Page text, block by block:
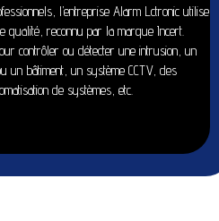
l’entreprise Alarm Lctronic utilise
qualité, reconnu par la marque Incert.
contrôler ou détecter une intrusion, un
un bâtiment, un système CCTV, des
de systèmes, etc.